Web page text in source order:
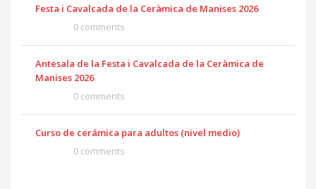
Festa i Cavalcada de la Ceràmica de Manises 2026
0 comments
Antesala de la Festa i Cavalcada de la Ceràmica de
Manises 2026
0 comments
Curso de cerámica para adultos (nivel medio)
0 comments